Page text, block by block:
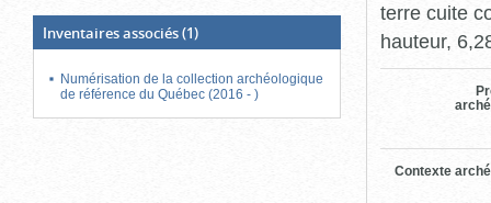
Inventaires associés(1)
Numérisation de la collection archéologique
de référence du Québec (2016 - )
terre cuite
hauteur,
Contexte